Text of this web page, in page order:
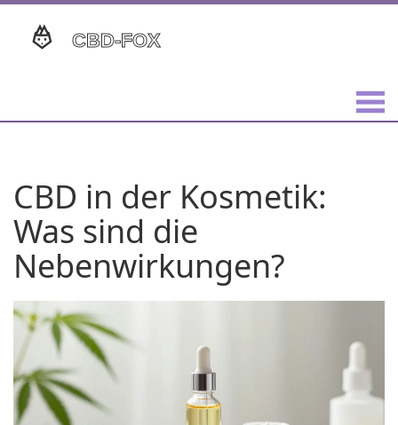
CBD in der Kosmetik:
Was sind die
Nebenwirkungen?